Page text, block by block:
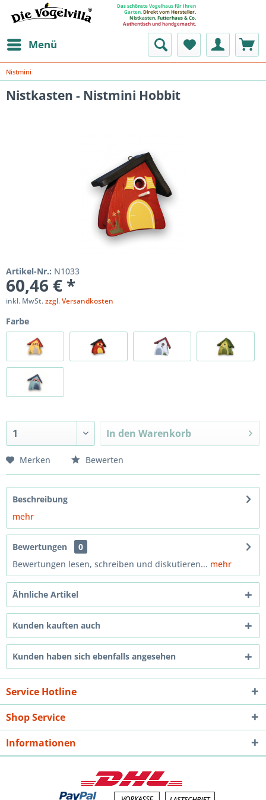
Das schönste Vogelhaus für Ihren
Garten. Direkt vom Hersteller.
Nistkasten, Futterhaus & Co.
Authentisch und handgemacht.
Menü
Nistmini
Nistkasten - Nistmini Hobbit
Artikel-Nr.: N1033
60,46 € *
inkl. MwSt.zzgl. Versandkosten
Farbe
In den Warenkorb
Merken Bewerten
Beschreibung
mehr
Bewertungen
0
Bewertungen lesen, schreiben und diskutieren... mehr
Ähnliche Artikel
Kunden kauften auch
Kunden haben sich ebenfalls angesehen
Service Hotline
Shop Service
Informationen